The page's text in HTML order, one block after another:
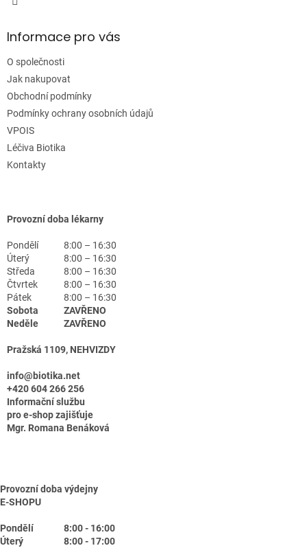
Informace pro vás
O společnosti
Jak nakupovat
Obchodní podmínky
Podmínky ochrany osobních údajů
VPOIS
Léčiva Biotika
Kontakty
Provozní doba lékarny
Pondělí
8:00 – 16:30
Úterý
8:00 – 16:30
Středa
8:00 – 16:30
Čtvrtek
8:00 – 16:30
Pátek
8:00 – 16:30
Sobota
ZAVŘENO
Neděle
ZAVŘENO
Pražská 1109, NEHVIZDY
info@biotika.net
+420 604 266 256
Informační službu
pro e-shop zajišťuje
Mgr. Romana Benáková
Provozní doba výdejny
E-SHOPU
Pondělí
8:00 - 16:00
Úterý
8:00 - 17:00